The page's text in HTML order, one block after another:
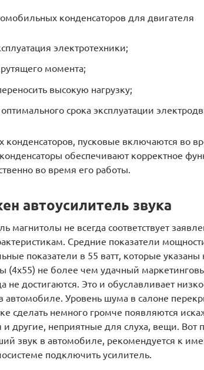
конденсаторов для двигателя
электротехники;
момента;
высокую нагрузку;
срока эксплуатации
конденсаторов, пусковые включаются во
обеспечивают корректное
во время его работы.
автоусилитель звука
магнитолы не всегда соответствует
Средние показатели
показатели в 55 ватт, которые указаны
(4х55) не более чем удачный
не достигаются. Это и обуславливает
автомобиле. Уровень шума в салоне
сделать немного громче появляются
другие, неприятные для слуха, вещи. Вот
звук в автомобиле, рекомендуется к
подключить усилитель.